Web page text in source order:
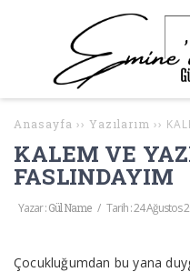
Anasayfa ›› Yazılarım ››
KALEM VE
FASLINDAYIM
Yazar :Gül Name / Tarih :24 Ağustos
Çocukluğumdan bu yana